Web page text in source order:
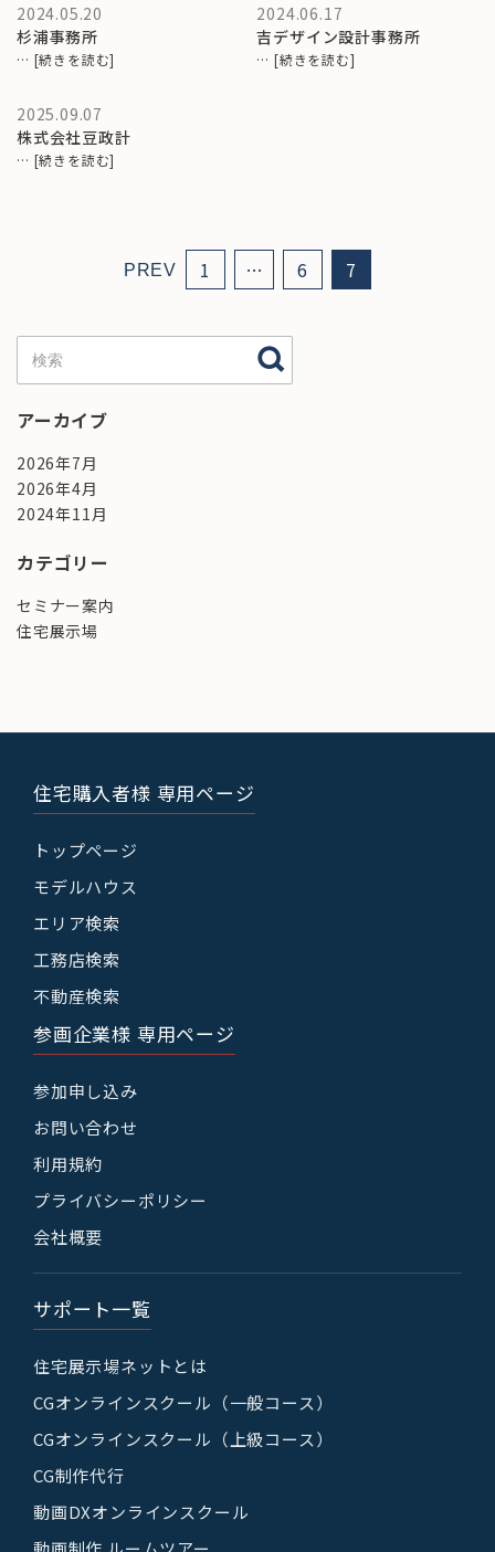
2024.05.20
杉浦事務所
… [続きを読む]
2024.06.17
吉デザイン設計事務所
… [続きを読む]
2025.09.07
株式会社豆政計
… [続きを読む]
PREV 1 … 6 7
アーカイブ
2026年7月
2026年4月
2024年11月
カテゴリー
セミナー案内
住宅展示場
住宅購入者様 専用ページ
トップページ
モデルハウス
エリア検索
工務店検索
不動産検索
参画企業様 専用ページ
参加申し込み
お問い合わせ
利用規約
プライバシーポリシー
会社概要
サポート一覧
住宅展示場ネットとは
CGオンラインスクール（一般コース）
CGオンラインスクール（上級コース）
CG制作代行
動画DXオンラインスクール